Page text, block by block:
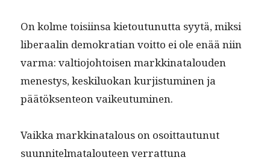
On kolme toisi­in­sa kietoutunut­ta syytä, mik­si
lib­er­aalin demokra­t­ian voit­to ei ole enää niin
var­ma: val­tio­jo­htoisen markki­na­t­alouden
men­estys, keskilu­okan kur­jis­tu­mi­nen ja
päätök­sen­teon vaikeutuminen.
Vaik­ka markki­na­t­alous on osoit­tau­tunut
suun­nitel­mat­alouteen ver­rat­tuna